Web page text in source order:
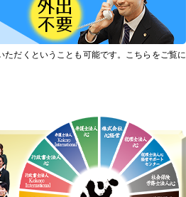
だくということも可能です。こちらをご覧に